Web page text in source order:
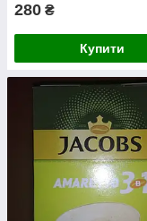
280 ₴
Купити